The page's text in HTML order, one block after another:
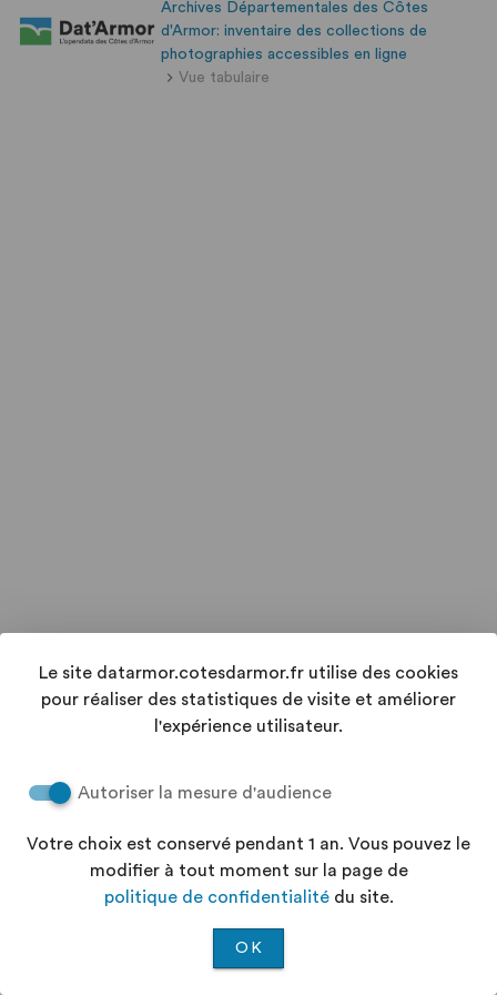
Archives Départementales des Côtes
d'Armor: inventaire des collections de
photographies accessibles en ligne
Vue tabulaire
Le site datarmor.cotesdarmor.fr utilise des cookies
pour réaliser des statistiques de visite et améliorer
l'expérience utilisateur.
Autoriser la mesure d'audience
Votre choix est conservé pendant 1 an. Vous pouvez le
modifier à tout moment sur la page de
politique de confidentialitédu site.
OK